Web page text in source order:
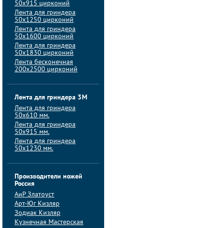
50х915 цирконий
Лента для гриндера
50х1250 цирконий
Лента для гриндера
50х1600 цирконий
Лента для гриндера
50x1830 цирконий
Лента бесконечная
200х2500 цирконий
Лента для гриндера 3M
Лента для гриндера
50x610 мм.
Лента для гриндера
50x915 мм.
Лента для гриндера
50x1230 мм.
Производители ножей
Россия
АиP Златоуст
Арт-Юг Кизляр
Зодиак Кизляр
Кузнечная Мастерская